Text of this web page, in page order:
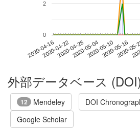
2020-04-162020-04-222020-04-282020-05-042020-05-102020-05-16
2020-
0
2
外部データベース
12 Mendeley
DOI
Google Scholar